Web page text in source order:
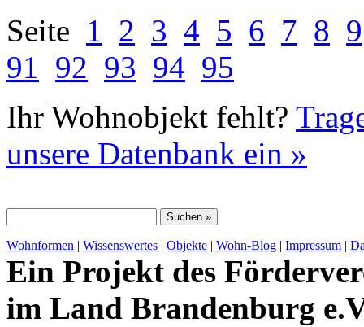
Seite 1 2 3 4 5 6 7 8 9
91 92 93 94 95
Ihr Wohnobjekt fehlt?
unsere Datenbank ein »
Wohnformen | Wissenswertes | Objekte | Wohn-Blog | Impressum |
Ein Projekt des
im Land Brandenburg